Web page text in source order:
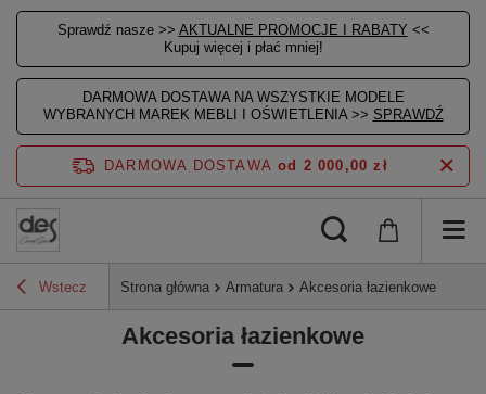
Sprawdź nasze >> AKTUALNE PROMOCJE I RABATY <<
Kupuj więcej i płać mniej!
DARMOWA DOSTAWA NA WSZYSTKIE MODELE
WYBRANYCH MAREK MEBLI I OŚWIETLENIA >> SPRAWDŹ
DARMOWA DOSTAWA od 2 000,00 zł
Wstecz Strona główna Armatura Akcesoria łazienkowe
Akcesoria łazienkowe